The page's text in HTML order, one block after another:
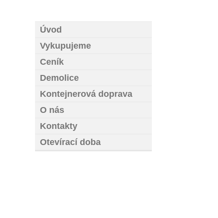
Úvod
Vykupujeme
Ceník
Demolice
Kontejnerová doprava
O nás
Kontakty
Otevírací doba